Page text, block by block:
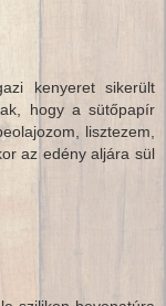
kenyeret sikerült
hogy a sütőpapír
lisztezem,
az edény aljára sül